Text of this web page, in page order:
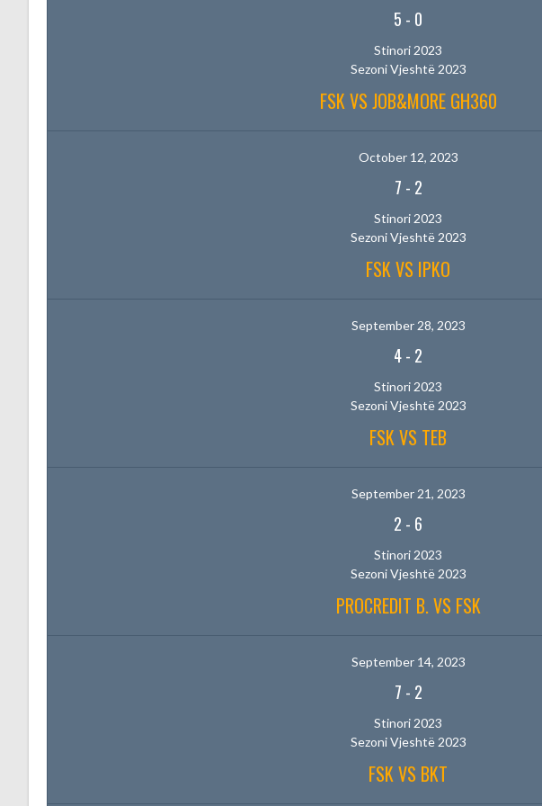
5 - 0
Stinori 2023
Sezoni Vjeshtë 2023
FSK VS JOB&MORE GH360
October 12, 2023
7 - 2
Stinori 2023
Sezoni Vjeshtë 2023
FSK VS IPKO
September 28, 2023
4- 2
Stinori 2023
Sezoni Vjeshtë 2023
FSK VS TEB
September 21, 2023
2 - 6
Stinori 2023
Sezoni Vjeshtë 2023
PROCREDIT B. VS FSK
September 14, 2023
7 - 2
Stinori 2023
Sezoni Vjeshtë 2023
FSK VS BKT